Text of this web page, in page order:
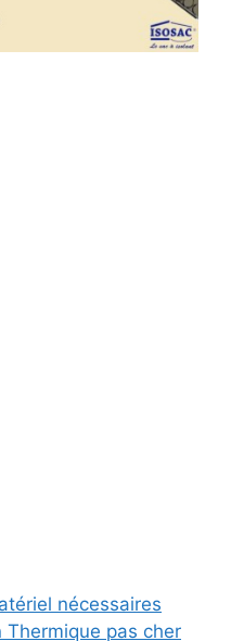
nécessaires
pas cher